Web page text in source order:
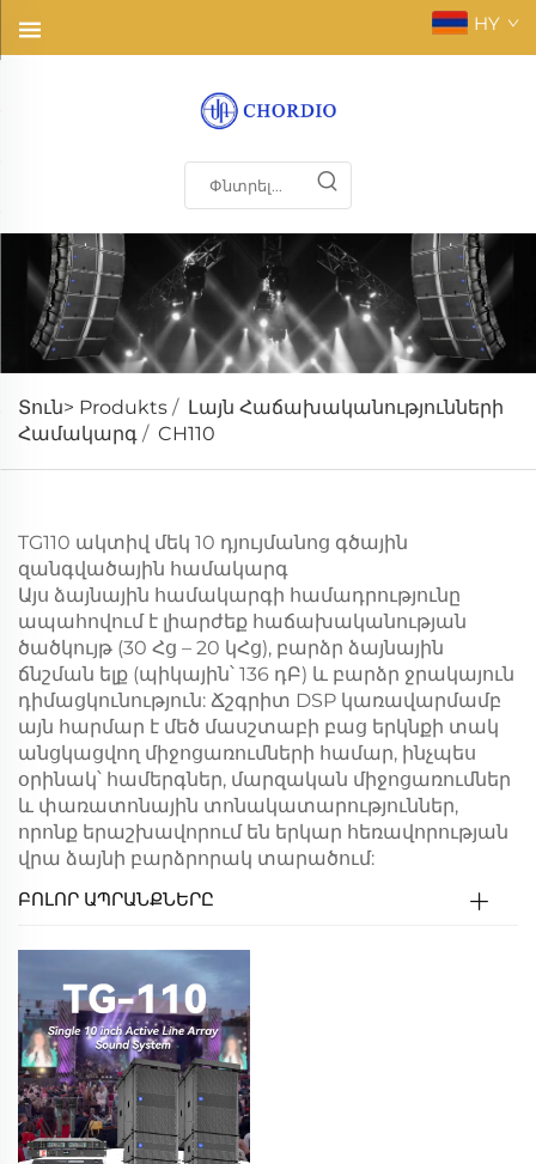
HY
Տուն> Produkts / Լայն Հաճախականությունների
Համակարգ / CH110
TG110 ակտիվ մեկ 10 դյույմանոց գծային
զանգվածային համակարգ
Այս ձայնային համակարգի համադրությունը
ապահովում է լիարժեք հաճախականության
ծածկույթ (30 Հց – 20 կՀց), բարձր ձայնային
ճնշման ելք (պիկային՝ 136 դԲ) և բարձր ջրակայուն
դիմացկունություն: Ճշգրիտ DSP կառավարմամբ
այն հարմար է մեծ մասշտաբի բաց երկնքի տակ
անցկացվող միջոցառումների համար, ինչպես
օրինակ՝ համերգներ, մարզական միջոցառումներ
և փառատոնային տոնակատարություններ,
որոնք երաշխավորում են երկար հեռավորության
վրա ձայնի բարձրորակ տարածում:
ԲՈԼՈՐ ԱՊՐԱՆՔՆԵՐԸ